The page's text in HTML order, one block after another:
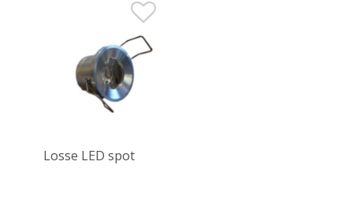
Losse LED spot